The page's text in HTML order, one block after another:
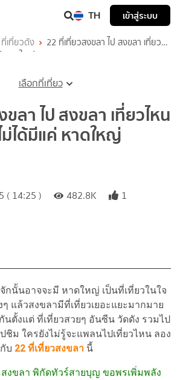
TH เข้าสู่ระบบ
ที่เที่ยวดัง
22 ที่เที่ยวสงขลา ไป สงขลา เที่ยว
หาดใหญ่
เลือกที่เที่ยว
ลา ไป สงขลา เที่ยวไหน
ม่ได้มีแค่ หาดใหญ่
( 14:25 )
482.8K 1
กนั้นอาจจะมี หาดใหญ่ เป็นที่เที่ยวในใจ
แล้วสงขลามีที่เที่ยวเยอะแยะมากมาย
นตั้งแต่ ที่เที่ยวสวยๆ อันซีน วัดดัง รวมไป
ชิม ใครยังไม่รู้จะแพลนไปเที่ยวไหน ลอง
บ 22 ที่เที่ยวสงขลา นี้
สงขลา พิกัดทัวร์สายบุญ ขอพรเพิ่มพลัง